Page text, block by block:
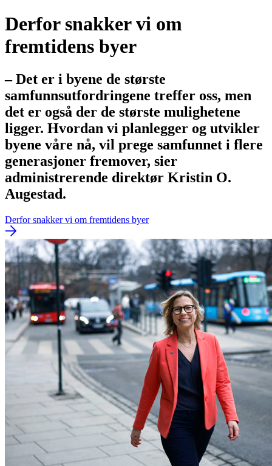
Derfor snakker vi om
fremtidens byer
– Det er i byene de største
samfunnsutfordringene treffer oss, men
det er også der de største mulighetene
ligger. Hvordan vi planlegger og utvikler
byene våre nå, vil prege samfunnet i flere
generasjoner fremover, sier
administrerende direktør Kristin O.
Augestad.
Derfor snakker vi om fremtidens byer